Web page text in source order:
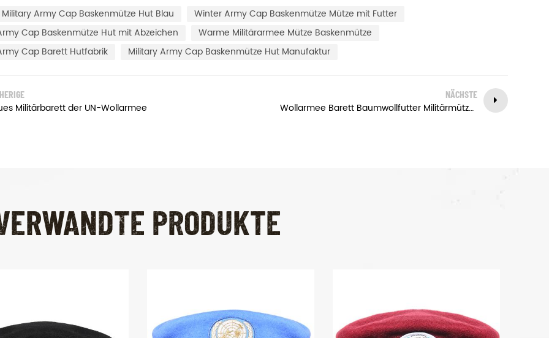
Military Army Cap Baskenmütze Hut Blau
Winter Army Cap Baskenmütze Mütze mit Futter
Cap Baskenmütze Hut mit Abzeichen
Warme Militärarmee Mütze Baskenmütze
Cap Barett Hutfabrik
Military Army Cap Baskenmütze Hut Manufaktur
Militärbarett der UN-Wollarmee
NÄCHSTE
Wollarmee Barett Baumwollfutter Militärmütze Barett mit Abzeichen
PRODUKTE